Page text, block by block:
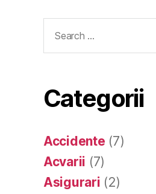
for:
Categorii
Accidente (7)
Acvarii (7)
Asigurari (2)